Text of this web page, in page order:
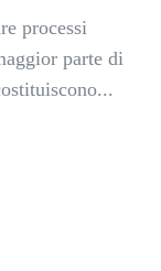
processi
parte di